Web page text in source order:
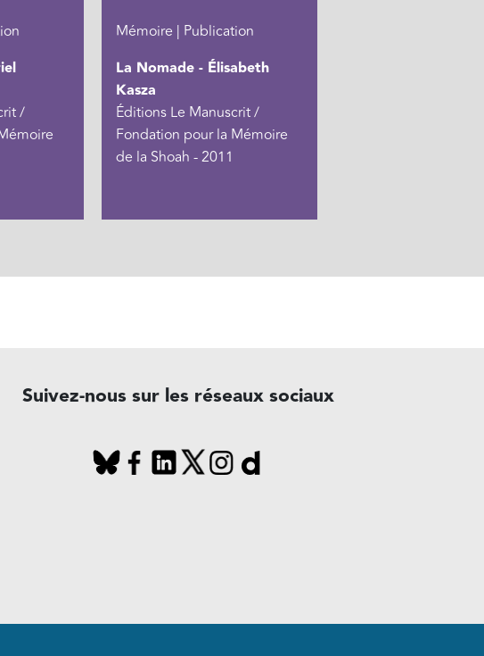
/
Mémoire | Publication
La Nomade - Élisabeth
Kasza
Éditions Le Manuscrit /
Fondation pour la Mémoire
de la Shoah - 2011
Suivez-nous sur les réseaux sociaux